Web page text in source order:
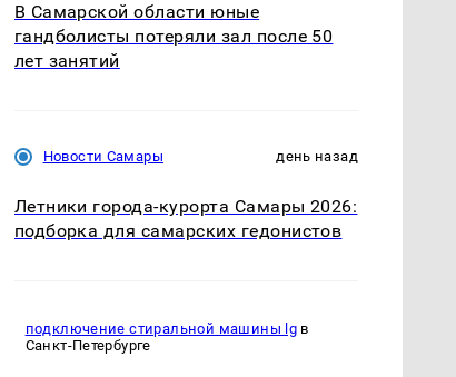
В Самарской области юные
гандболисты потеряли зал после 50
лет занятий
Новости Самары день назад
Летники города-курорта Самары 2026:
подборка для самарских гедонистов
подключение стиральной машины lg в
Санкт-Петербурге